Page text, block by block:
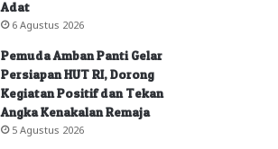
Adat
6 Agustus 2026
Pemuda Amban Panti Gelar
Persiapan HUT RI, Dorong
Kegiatan Positif dan Tekan
Angka Kenakalan Remaja
5 Agustus 2026